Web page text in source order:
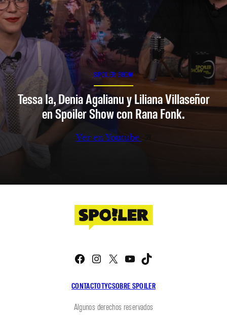
SPOILER SHOW
Tessa Ia, Denia Agalianu y Liliana Villaseñor
en Spoiler Show con Rana Fonk.
Ver en Youtube
CONTACTOTYCSOBRE SPOILER
Facebook
Instagram
X YouTube
Algunos derechos reservados